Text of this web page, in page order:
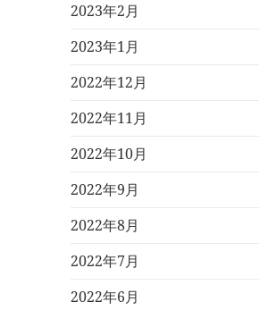
2023年2月
2023年1月
2022年12月
2022年11月
2022年10月
2022年9月
2022年8月
2022年7月
2022年6月